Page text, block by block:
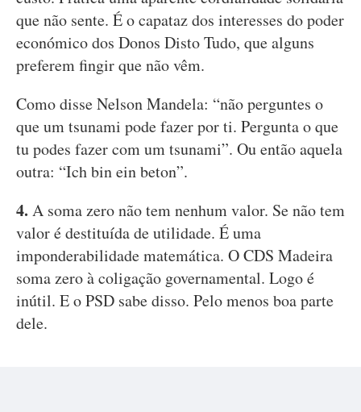
que não sente. É o capataz dos interesses do poder
económico dos Donos Disto Tudo, que alguns
preferem fingir que não vêm.
Como disse Nelson Mandela: “não perguntes o
que um tsunami pode fazer por ti. Pergunta o que
tu podes fazer com um tsunami”. Ou então aquela
outra: “Ich bin ein beton”.
4. A soma zero não tem nenhum valor. Se não tem
valor é destituída de utilidade. É uma
imponderabilidade matemática. O CDS Madeira
soma zero à coligação governamental. Logo é
inútil. E o PSD sabe disso. Pelo menos boa parte
dele.